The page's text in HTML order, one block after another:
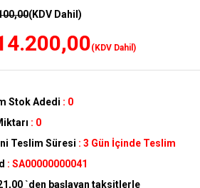
(KDV Dahil)
(KDV Dahil)
Stok Adedi : 0
: 0
Teslim Süresi : 3 Gün İçinde Teslim
: SA00000000041
`den başlayan taksitlerle